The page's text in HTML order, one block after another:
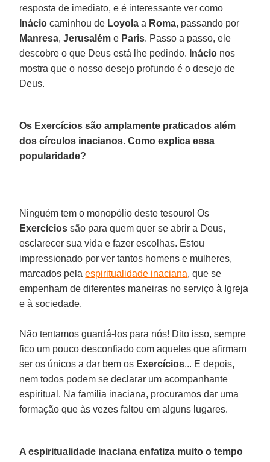
resposta de imediato, e é interessante ver como
Inácio caminhou de Loyola a Roma, passando por
Manresa,Jerusalém e Paris. Passo a passo, ele
descobre o que Deus está lhe pedindo. Inácio nos
mostra que o nosso desejo profundo é o desejo de
Deus.
Os Exercícios são amplamente praticados além
dos círculos inacianos. Como explica essa
popularidade?
Ninguém tem o monopólio deste tesouro! Os
Exercícios são para quem quer se abrir a Deus,
esclarecer sua vida e fazer escolhas. Estou
impressionado por ver tantos homens e mulheres,
marcados pelaespiritualidade inaciana, que se
empenham de diferentes maneiras no serviço à Igreja
e à sociedade.
Não tentamos guardá-los para nós! Dito isso, sempre
fico um pouco desconfiado com aqueles que afirmam
ser os únicos a dar bem os Exercícios... E depois,
nem todos podem se declarar um acompanhante
espiritual. Na família inaciana, procuramos dar uma
formação que às vezes faltou em alguns lugares.
A espiritualidade inaciana enfatiza muito o tempo